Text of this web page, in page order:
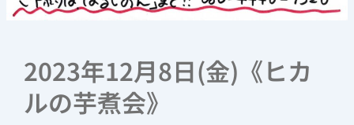
2023年12月8日(金)《ヒカ
ルの芋煮会》